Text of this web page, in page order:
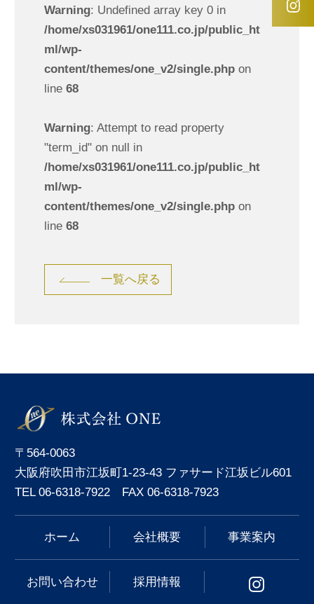
Warning: Undefined array key 0 in
/home/xs031961/one111.co.jp/public_ht
ml/wp-
content/themes/one_v2/single.phpon
line 68
Warning: Attempt to read property
"term_id" on null in
/home/xs031961/one111.co.jp/public_ht
ml/wp-
content/themes/one_v2/single.phpon
line 68
一覧へ戻る
〒564-0063
大阪府吹田市江坂町1-23-43 ファサード江坂ビル601
TEL 06-6318-7922 FAX 06-6318-7923
ホーム 会社概要 事業案内
お問い合わせ 採用情報